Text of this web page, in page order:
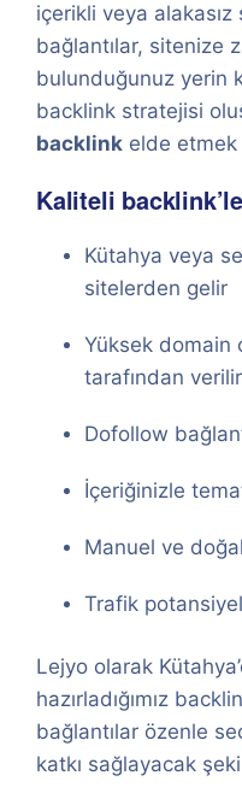
içerikli veya
bağlantılar, sitenize
bulunduğunuz yerin
backlink stratejisi
backlink elde etmek
Kaliteli
Kütahya veya
sitelerden gelir
Yüksek domain
tarafından verilir
Dofollow
İçeriğinizle
Manuel ve
Trafik
Lejyo olarak
hazırladığımız
bağlantılar özenle
katkı sağlayacak